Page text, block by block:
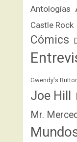
Antologías
Castle Rock
Cómics
Gwendy's
Joe Hill
Mr.